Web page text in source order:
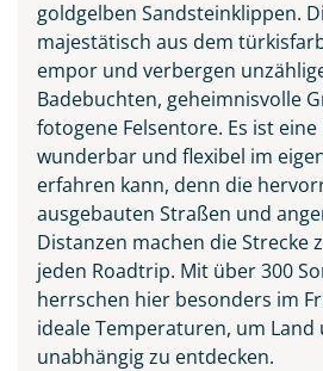
goldgelben Sandsteinklippen.
majestätisch aus dem
empor und verbergen
Badebuchten, geheimnisvolle
fotogene Felsentore. Es ist
wunderbar und flexibel im
erfahren kann, denn die
ausgebauten Straßen und
Distanzen machen die Strecke
jeden Roadtrip. Mit über 300
herrschen hier besonders im
ideale Temperaturen, um Land
unabhängig zu entdecken.